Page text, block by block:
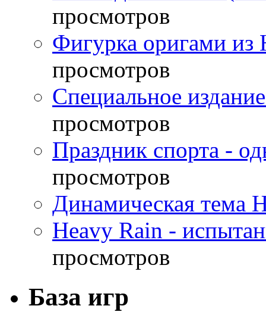
просмотров
Фигурка оригами из
просмотров
Специальное
просмотров
Праздник спорта -
просмотров
Динамическая тема
Heavy Rain -
просмотров
База игр